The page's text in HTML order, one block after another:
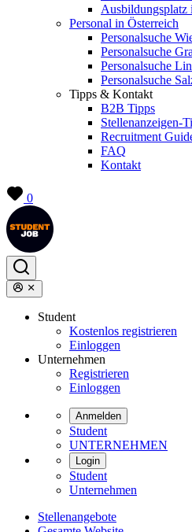
Ausbildungsplatz
Personal in Österreich
Personalsuche
Personalsuche
Personalsuche
Personalsuche
Tipps & Kontakt
B2B Tipps
Stellenanzeigen-
Recruitment
FAQ
Kontakt
0
Student
Kostenlos registrieren
Einloggen
Unternehmen
Registrieren
Einloggen
Anmelden
Student
UNTERNEHMEN
Login
Student
Unternehmen
Stellenangebote